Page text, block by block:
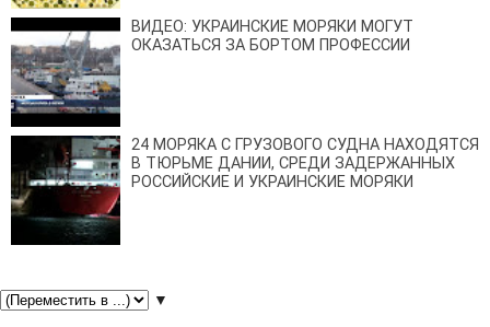
ВИДЕО: УКРАИНСКИЕ МОРЯКИ МОГУТ
ОКАЗАТЬСЯ ЗА БОРТОМ ПРОФЕССИИ
24 МОРЯКА С ГРУЗОВОГО СУДНА НАХОДЯТСЯ
В ТЮРЬМЕ ДАНИИ, СРЕДИ ЗАДЕРЖАННЫХ
РОССИЙСКИЕ И УКРАИНСКИЕ МОРЯКИ
▼